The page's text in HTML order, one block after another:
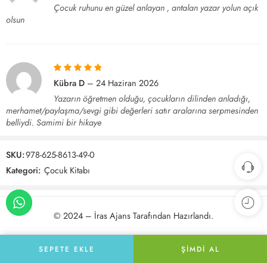
Çocuk ruhunu en güzel anlayan , antalan yazar yolun açık
olsun
5 üzerinden
5
Kübra D – 24 Haziran 2026
Yazarın öğretmen olduğu, çocukların dilinden anladığı,
merhamet/paylaşma/sevgi gibi değerleri satır aralarına serpmesinden
belliydi. Samimi bir hikaye
SKU:978-625-8613-49-0
Kategori: Çocuk Kitabı
© 2024 – İras AjansTarafından Hazırlandı.
SEPETE EKLE ŞIMDI AL